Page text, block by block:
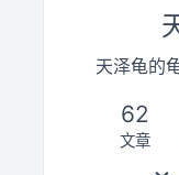
天泽龟的
62
文章